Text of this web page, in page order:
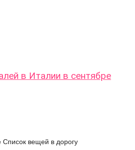
в Италии в сентябре
Список вещей в дорогу